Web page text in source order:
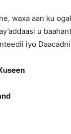
waxa aan ku
u
iyo